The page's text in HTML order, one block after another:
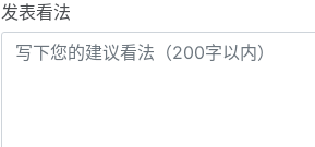
发表看法